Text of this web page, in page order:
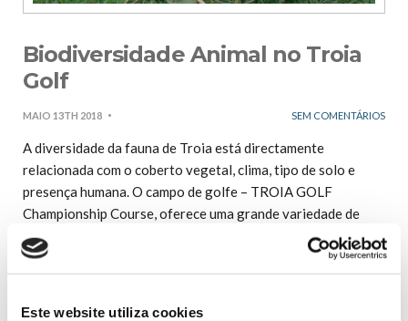
Este website utiliza cookies
Biodiversidade Animal no Troia
Golf
MAIO 13TH 2018 SEM COMENTÁRIOS
A diversidade da fauna de Troia está directamente
relacionada com o coberto vegetal, clima, tipo de solo e
presença humana. O campo de golfe – TROIA GOLF
Championship Course, oferece uma grande variedade de
habitats numa área reduzida, tais como pinhais, matos, áreas
relvadas, dunas e lagos de água doce, os quais atraem
diversas espécies de fauna. Nas aves, destaca-se a Poupa